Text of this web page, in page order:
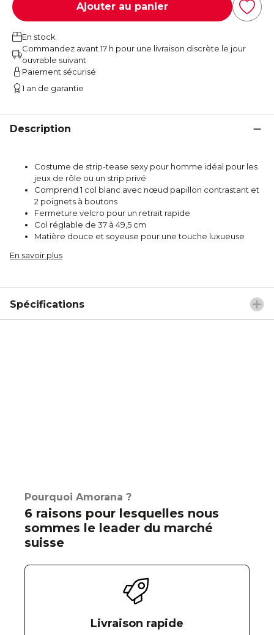
Ajouter au panier
En stock
Commandez avant 17 h pour une livraison discrète le jour
ouvrable suivant
Paiement sécurisé
1 an de garantie
Description
Costume de strip-tease sexy pour homme idéal pour les
jeux de rôle ou un strip privé
Comprend 1 col blanc avec nœud papillon contrastant et
2 poignets à boutons
Fermeture velcro pour un retrait rapide
Col réglable de 37 à 49,5 cm
Matière douce et soyeuse pour une touche luxueuse
En savoir plus
Spécifications
Pourquoi Amorana ?
6 raisons pour lesquelles nous
sommes le leader du marché
suisse
Livraison rapide